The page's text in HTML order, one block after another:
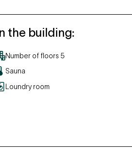
In the building:
Number of floors 5
Sauna
Loundry room